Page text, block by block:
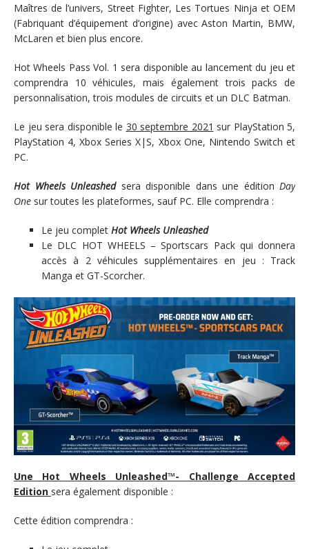
Maîtres de l’univers, Street Fighter, Les Tortues Ninja et OEM
(Fabriquant d’équipement d’origine) avec Aston Martin, BMW,
McLaren et bien plus encore.
Hot Wheels Pass Vol. 1 sera disponible au lancement du jeu et
comprendra 10 véhicules, mais également trois packs de
personnalisation, trois modules de circuits et un DLC Batman.
Le jeu sera disponible le 30 septembre 2021 sur PlayStation 5,
PlayStation 4, Xbox Series X|S, Xbox One, Nintendo Switch et
PC.
Hot Wheels Unleashed sera disponible dans une édition Day
One sur toutes les plateformes, sauf PC. Elle comprendra :
Le jeu complet Hot Wheels Unleashed
Le DLC HOT WHEELS – Sportscars Pack qui donnera
accès à 2 véhicules supplémentaires en jeu : Track
Manga et GT-Scorcher.
Une Hot Wheels Unleashed™- Challenge Accepted
Edition sera également disponible :
Cette édition comprendra :